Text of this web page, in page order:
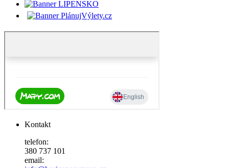
Kontakt
telefon:
380 737 101
email: